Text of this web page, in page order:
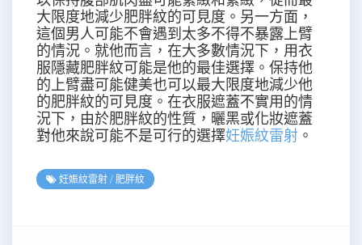
大限度地減少肥胖紋的可見度。另一方面，
這個男人可能不會遇到太多不得不暴露上臂
的情況。就他而言，在大多數情況下，用衣
服隱藏肥胖紋可能是他的最佳選擇。保持他
的上臂盡可能健美也可以最大限度地減少他
的肥胖紋的可見度。在衣服遮蓋不實用的情
況下，由於肥胖紋的性質，曬黑或化妝遮蓋
對他來說可能不是可行的選擇妊娠紋雷射 。
妊娠紋雷射 / 肥胖紋